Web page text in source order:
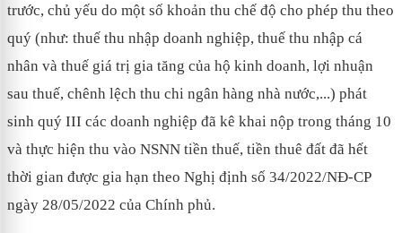
trước, chủ yếu do một số khoản thu chế độ cho phép thu theo
quý (như: thuế thu nhập doanh nghiệp, thuế thu nhập cá
nhân và thuế giá trị gia tăng của hộ kinh doanh, lợi nhuận
sau thuế, chênh lệch thu chi ngân hàng nhà nước,...) phát
sinh quý III các doanh nghiệp đã kê khai nộp trong tháng 10
và thực hiện thu vào NSNN tiền thuế, tiền thuê đất đã hết
thời gian được gia hạn theo Nghị định số 34/2022/NĐ-CP
ngày 28/05/2022 của Chính phủ.